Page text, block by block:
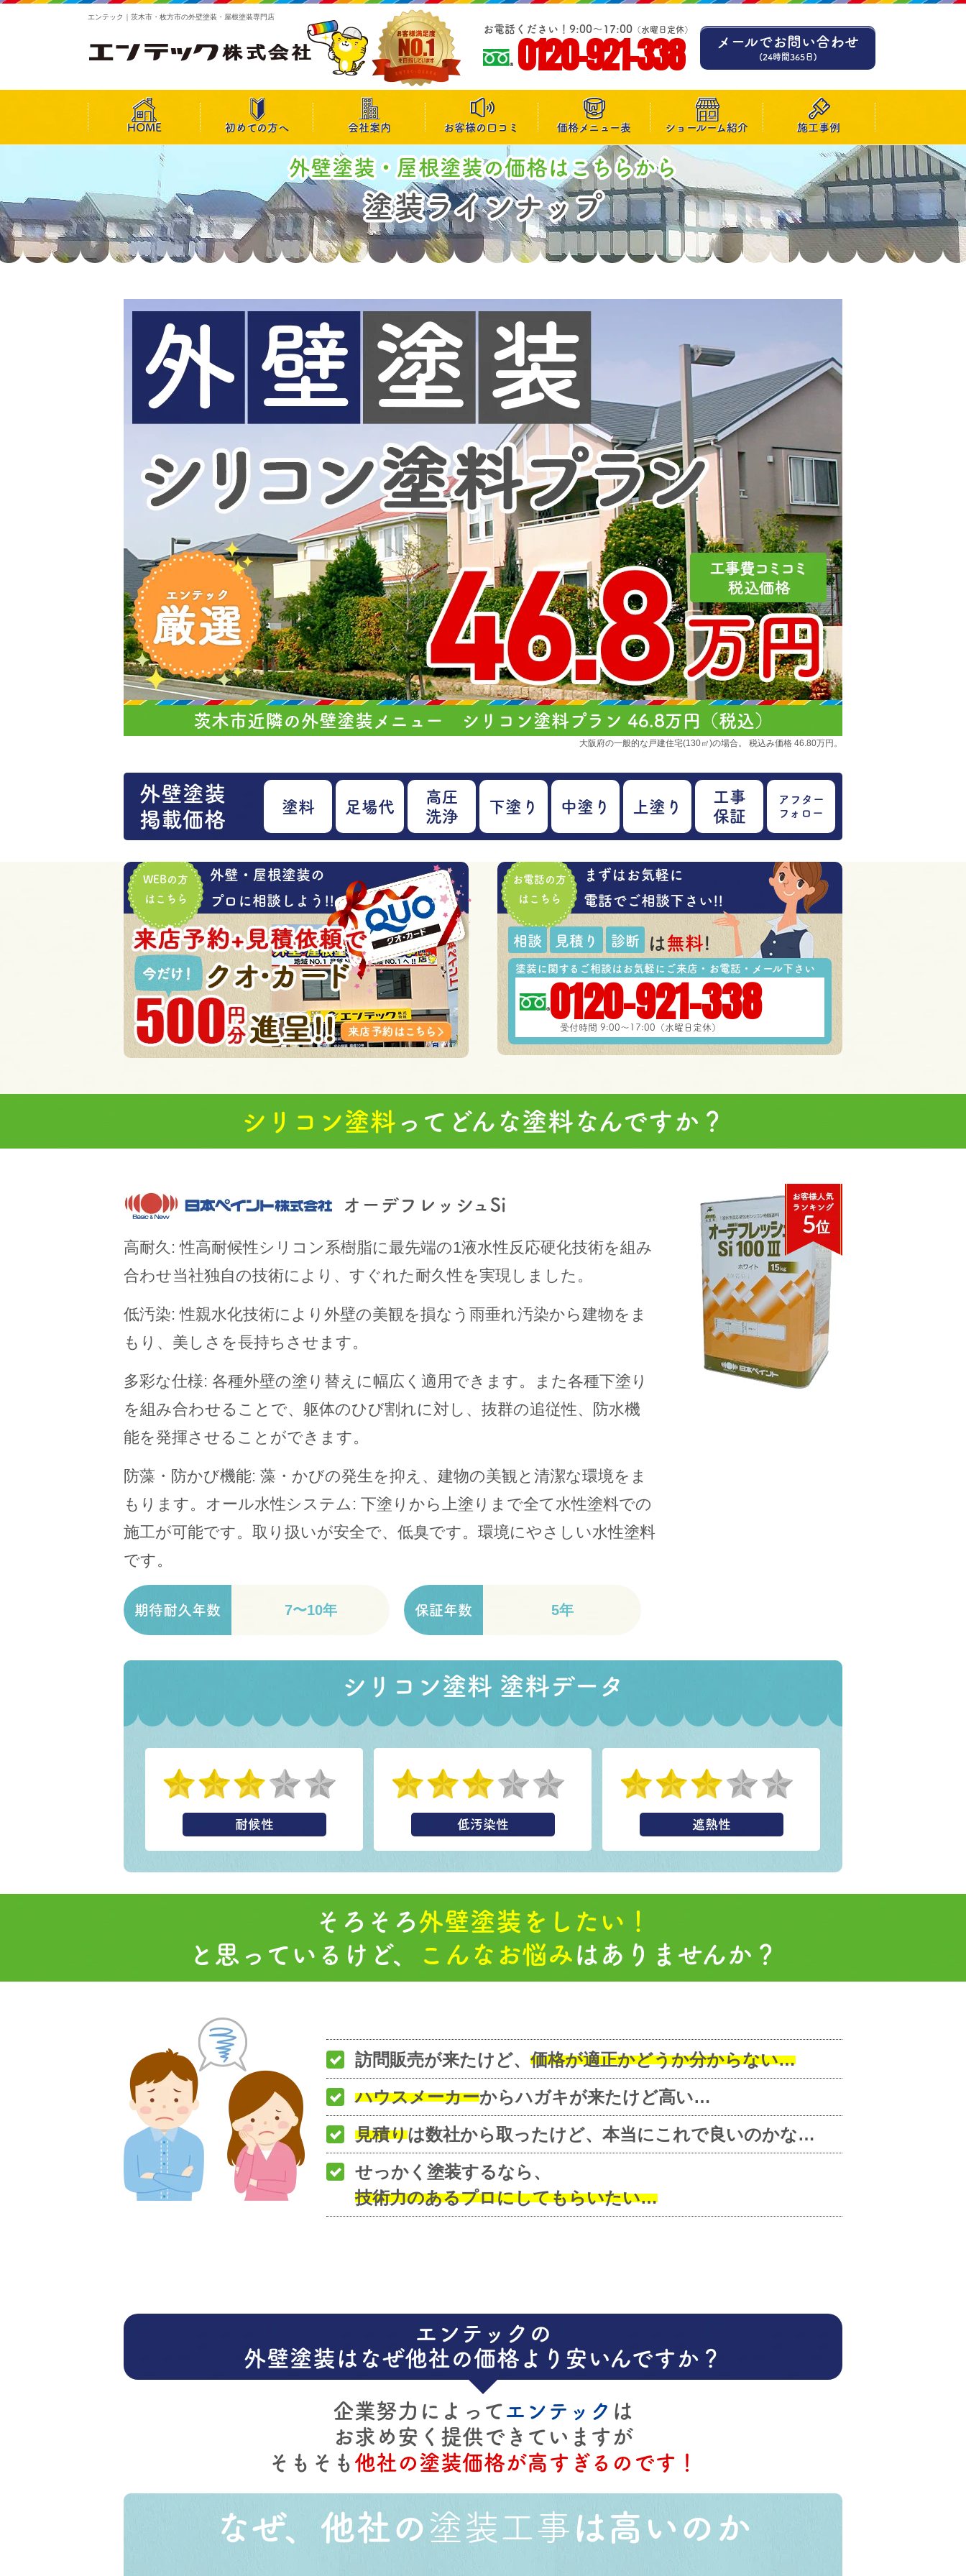
エンテック｜茨木市・枚方市の外壁塗装・屋根塗装専門店
お電話ください！9:00～17:00 （水曜日定休）
0120-921-338 メールでお問い合わせ
(24時間365日)
HOME 初めての方へ 会社案内 お客様の口コミ 価格メニュー表 ショールーム紹介 施工事例
外壁塗装・屋根塗装の価格はこちらから
塗装ラインナップ
茨木市近隣の外壁塗装メニュー シリコン塗料プラン 46.8万円（税込）
大阪府の一般的な戸建住宅(130㎡)の場合。 税込み価格 46.80万円。
外壁塗装
掲載価格
塗料 足場代
高圧
洗浄
下塗り 中塗り 上塗り
工事
保証
アフター
フォロー
お電話の方
はこちら
まずはお気軽に
電話でご相談下さい!!
相談 見積り 診断 は無料!
塗装に関するご相談はお気軽にご来店・お電話・メール下さい
0120-921-338
受付時間 9:00～17:00（水曜日定休）
WEBの方
はこちら
外壁・屋根塗装の
プロに相談しよう!!
シリコン塗料 ってどんな塗料なんですか？
オーデフレッシュSi
高耐久: 性高耐候性シリコン系樹脂に最先端の1液水性反応硬化技術を組み
合わせ当社独自の技術により、すぐれた耐久性を実現しました。
低汚染: 性親水化技術により外壁の美観を損なう雨垂れ汚染から建物をま
もり、美しさを長持ちさせます。
多彩な仕様: 各種外壁の塗り替えに幅広く適用できます。また各種下塗り
を組み合わせることで、躯体のひび割れに対し、抜群の追従性、防水機
能を発揮させることができます。
防藻・防かび機能: 藻・かびの発生を抑え、建物の美観と清潔な環境をま
もります。オール水性システム: 下塗りから上塗りまで全て水性塗料での
施工が可能です。取り扱いが安全で、低臭です。環境にやさしい水性塗料
です。
期待耐久年数 7〜10年 保証年数 5年
シリコン塗料 塗料データ
耐候性 低汚染性 遮熱性
そろそろ外壁塗装をしたい！
と思っているけど、
こんなお悩みはありませんか？
訪問販売が来たけど、 価格が適正かどうか分からない…
ハウスメーカーからハガキが来たけど高い…
見積りは数社から取ったけど、本当にこれで良いのかな…
せっかく塗装するなら、
技術力のあるプロにしてもらいたい…
エンテック の
外壁塗装はなぜ他社の価格より安いんですか？
企業努力によって エンテック は
お求め安く提供できていますが
そもそも 他社の塗装価格が高すぎるのです！
なぜ、他社の 塗装工事 は高いのか